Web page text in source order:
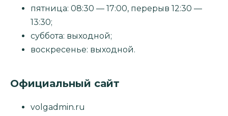
пятница: 08:30 — 17:00, перерыв 12:30 —
13:30;
суббота: выходной;
воскресенье: выходной.
Официальный сайт
volgadmin.ru